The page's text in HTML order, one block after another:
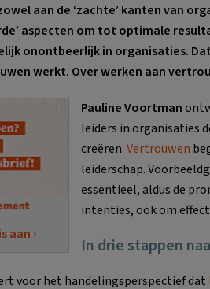
aan de ‘zachte’ kanten van
aspecten om tot optimale
onontbeerlijk in organisaties.
werkt. Over werken aan
aan ›
Pauline Voortman
leiders in organisaties
creëren.Vertrouwen
leiderschap.
essentieel, aldus de
intenties, ook om
In drie stappen
voor het handelingsperspectief dat